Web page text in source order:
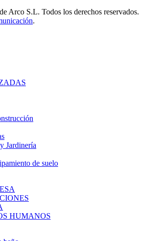
Arco S.L. Todos los derechos reservados.
.
Jardinería
de suelo
HUMANOS